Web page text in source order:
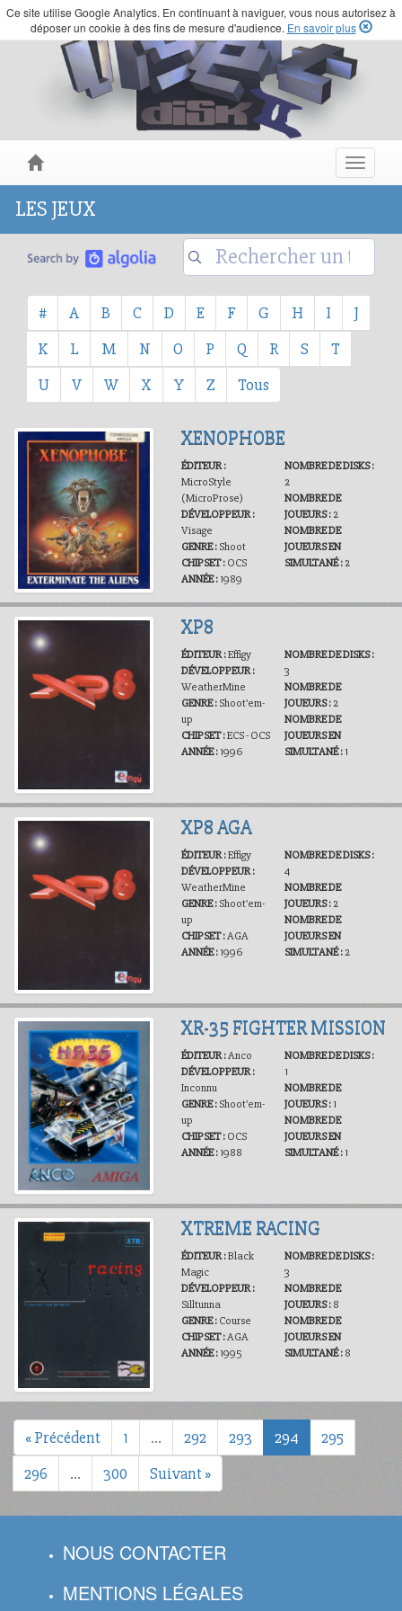
Ce site utilise Google Analytics. En continuant à naviguer, vous nous autorisez à
déposer un cookie à des fins de mesure d'audience. En savoir plus
Toggle
LES JEUX
# A B C D E F G H I
J
K
L M N O P Q R S
T
U
V W X Y Z Tous
XENOPHOBE
ÉDITEUR :
MicroStyle
(MicroProse)
DÉVELOPPEUR :
Visage
GENRE :Shoot
CHIPSET :OCS
ANNÉE :1989
NOMBRE DE DISKS :
2
NOMBRE DE
JOUEURS :2
NOMBRE DE
JOUEURS EN
SIMULTANÉ :2
XP8
ÉDITEUR :Effigy
DÉVELOPPEUR :
WeatherMine
GENRE :Shoot'em-
up
CHIPSET :ECS - OCS
ANNÉE :1996
NOMBRE DE DISKS :
3
NOMBRE DE
JOUEURS :2
NOMBRE DE
JOUEURS EN
SIMULTANÉ :1
XP8 AGA
ÉDITEUR :Effigy
DÉVELOPPEUR :
WeatherMine
GENRE :Shoot'em-
up
CHIPSET :AGA
ANNÉE :1996
NOMBRE DE DISKS :
4
NOMBRE DE
JOUEURS :2
NOMBRE DE
JOUEURS EN
SIMULTANÉ :2
XR-35 FIGHTER MISSION
ÉDITEUR :Anco
DÉVELOPPEUR :
Inconnu
GENRE :Shoot'em-
up
CHIPSET :OCS
ANNÉE :1988
NOMBRE DE DISKS :
1
NOMBRE DE
JOUEURS :1
NOMBRE DE
JOUEURS EN
SIMULTANÉ :1
XTREME RACING
ÉDITEUR :Black
Magic
DÉVELOPPEUR :
Silltunna
GENRE :Course
CHIPSET :AGA
ANNÉE :1995
NOMBRE DE DISKS :
3
NOMBRE DE
JOUEURS :8
NOMBRE DE
JOUEURS EN
SIMULTANÉ :8
« Précédent 1 … 292 293 294
295
296
… 300 Suivant »
NOUS CONTACTER
MENTIONS LÉGALES